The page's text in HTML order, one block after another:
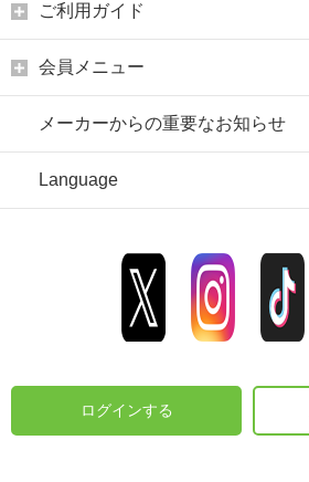
ご利用ガイド
会員メニュー
メーカーからの重要なお知らせ
Language
ログインする